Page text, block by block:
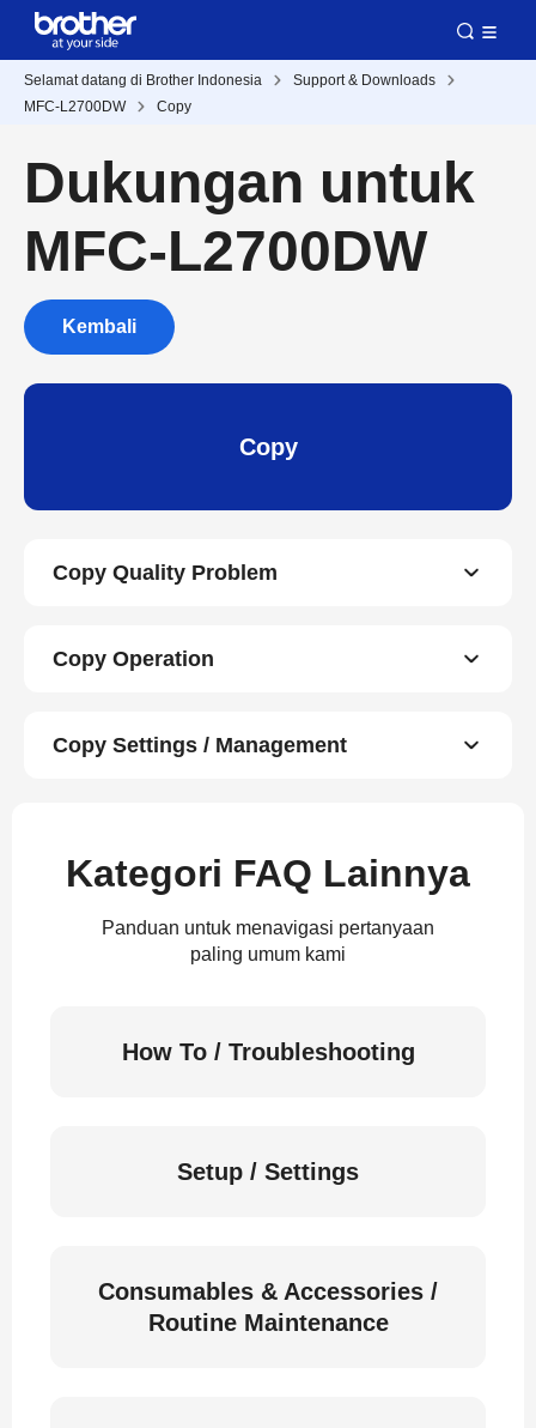
Selamat datang di Brother Indonesia
Support & Downloads
MFC-L2700DW
Copy
Dukungan untuk
MFC-L2700DW
Kembali
Copy
Copy Quality Problem
Copy Operation
Copy Settings / Management
Kategori FAQ Lainnya
Panduan untuk menavigasi pertanyaan
paling umum kami
How To / Troubleshooting
Setup / Settings
Consumables & Accessories /
Routine Maintenance